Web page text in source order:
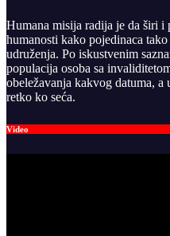
Humana misija radija je da širi
humanosti kako pojedinaca
udruženja. Po iskustvenim
populacija osoba sa
obeležavanja kakvog datuma, a
retko ko seća.
Video